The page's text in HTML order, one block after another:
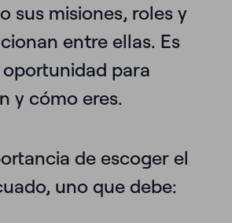
sus misiones, roles y
entre ellas. Es
para
y cómo eres.
de escoger el
uno que debe: